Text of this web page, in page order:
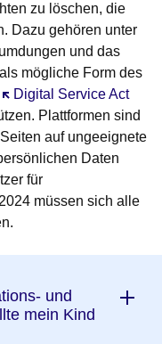
zu löschen, die
Dazu gehören unter
und das
mögliche Form des
Digital Service Act
Öffnet sich in einem
Plattformen sind
auf ungeeignete
Daten
für
müssen sich alle
und
mein Kind